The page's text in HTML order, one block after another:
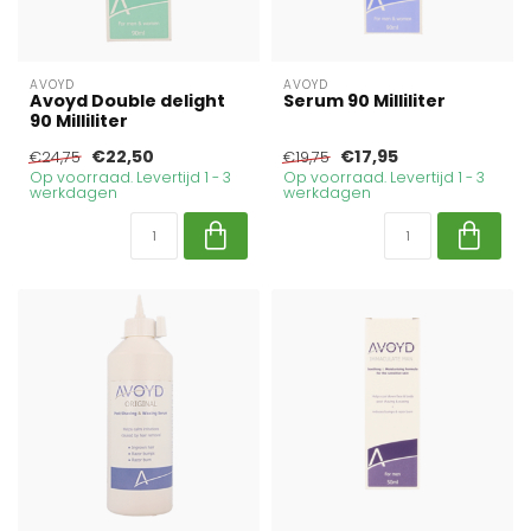
AVOYD
Avoyd Double delight
90 Milliliter
€24,75 €22,50
Op voorraad. Levertijd 1 - 3
werkdagen
AVOYD
Serum 90 Milliliter
€19,75 €17,95
Op voorraad. Levertijd 1 - 3
werkdagen